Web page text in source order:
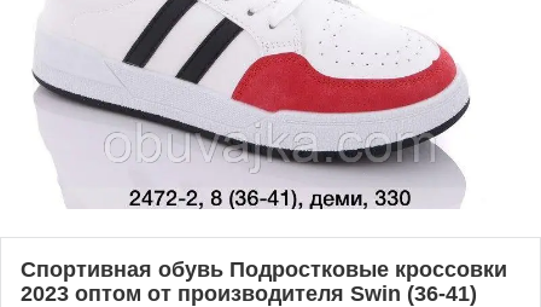
Спортивная обувь Подростковые кроссовки
2023 оптом от производителя Swin (36-41)